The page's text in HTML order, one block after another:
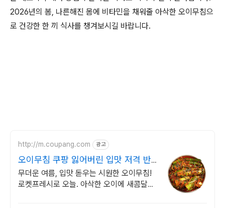
2026년의 봄, 나른해진 몸에 비타민을 채워줄 아삭한 오이무침으
로 건강한 한 끼 식사를 챙겨보시길 바랍니다.
http://m.coupang.com 광고
오이무침 쿠팡 잃어버린 입맛 저격 반
찬
무더운 여름, 입맛 돋우는 시원한 오이무침!
로켓프레시로 오늘. 아삭한 오이에 새콤달콤